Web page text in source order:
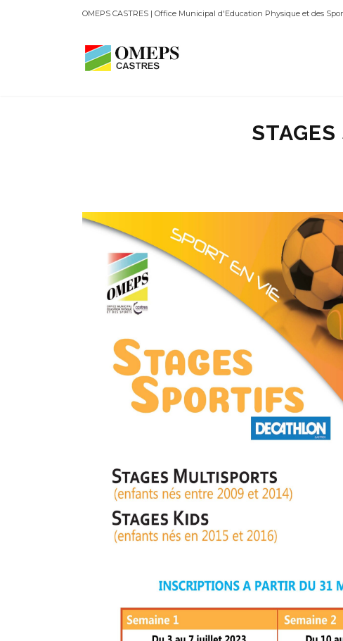
OMEPS CASTRES | Office Municipal d'Education Physique et des